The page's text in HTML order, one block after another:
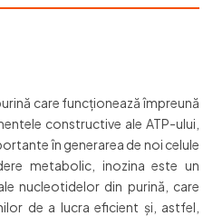
care funcţionează împreună
constructive ale ATP-ului,
în generarea de noi celule
metabolic, inozina este un
nucleotidelor din purină, care
de a lucra eficient şi, astfel,